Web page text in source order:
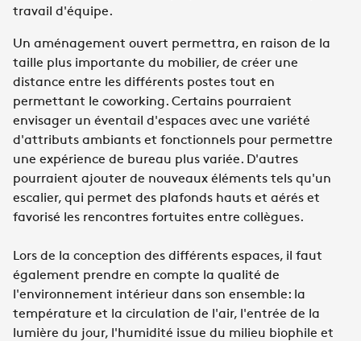
travail d'équipe.
Un aménagement ouvert permettra, en raison de la
taille plus importante du mobilier, de créer une
distance entre les différents postes tout en
permettant le coworking. Certains pourraient
envisager un éventail d'espaces avec une variété
d'attributs ambiants et fonctionnels pour permettre
une expérience de bureau plus variée. D'autres
pourraient ajouter de nouveaux éléments tels qu'un
escalier, qui permet des plafonds hauts et aérés et
favorisé les rencontres fortuites entre collègues.
Lors de la conception des différents espaces, il faut
également prendre en compte la qualité de
l'environnement intérieur dans son ensemble: la
température et la circulation de l'air, l'entrée de la
lumière du jour, l'humidité issue du milieu biophile et